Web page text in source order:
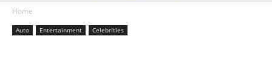
Home
Auto Entertainment Celebrities